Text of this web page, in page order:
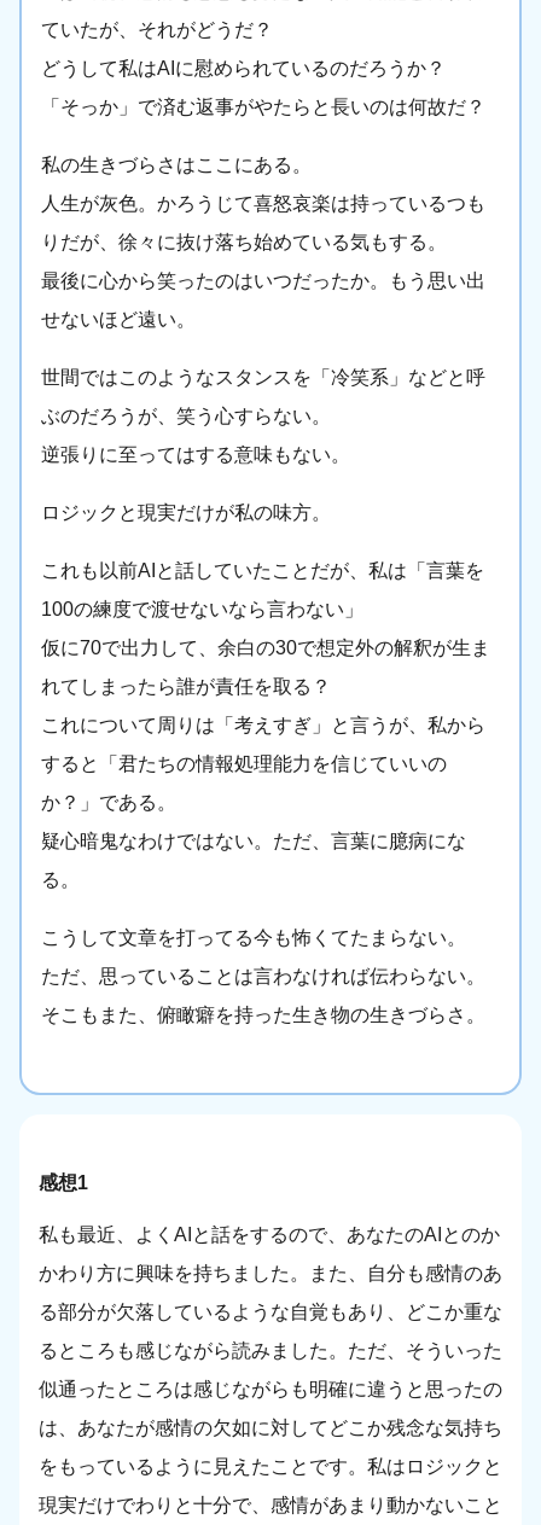
ていたが、それがどうだ？
どうして私はAIに慰められているのだろうか？
「そっか」で済む返事がやたらと長いのは何故だ？
私の生きづらさはここにある。
人生が灰色。かろうじて喜怒哀楽は持っているつも
りだが、徐々に抜け落ち始めている気もする。
最後に心から笑ったのはいつだったか。もう思い出
せないほど遠い。
世間ではこのようなスタンスを「冷笑系」などと呼
ぶのだろうが、笑う心すらない。
逆張りに至ってはする意味もない。
ロジックと現実だけが私の味方。
これも以前AIと話していたことだが、私は「言葉を
100の練度で渡せないなら言わない」
仮に70で出力して、余白の30で想定外の解釈が生ま
れてしまったら誰が責任を取る？
これについて周りは「考えすぎ」と言うが、私から
すると「君たちの情報処理能力を信じていいの
か？」である。
疑心暗鬼なわけではない。ただ、言葉に臆病にな
る。
こうして文章を打ってる今も怖くてたまらない。
ただ、思っていることは言わなければ伝わらない。
そこもまた、俯瞰癖を持った生き物の生きづらさ。
感想1
私も最近、よくAIと話をするので、あなたのAIとのか
かわり方に興味を持ちました。また、自分も感情のあ
る部分が欠落しているような自覚もあり、どこか重な
るところも感じながら読みました。ただ、そういった
似通ったところは感じながらも明確に違うと思ったの
は、あなたが感情の欠如に対してどこか残念な気持ち
をもっているように見えたことです。私はロジックと
現実だけでわりと十分で、感情があまり動かないこと